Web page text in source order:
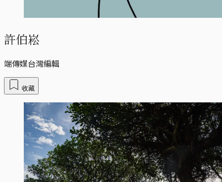
許伯崧
端傳媒台灣編輯
收藏